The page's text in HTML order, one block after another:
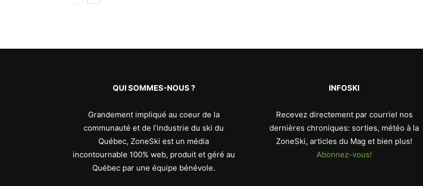
QUI SOMMES-NOUS ?
Grandement impliqué au coeur de la
communauté et de l’industrie du ski du
Québec, ZoneSki est un média
incontournable 100% web, produit et géré au
Québec par une équipe bénévole.
INFOSKI
Recevez directement par courriel nos
dernières chroniques: sorties, météo à la
ZoneSki, articles du Mag et bien plus!
Abonnez-vous!